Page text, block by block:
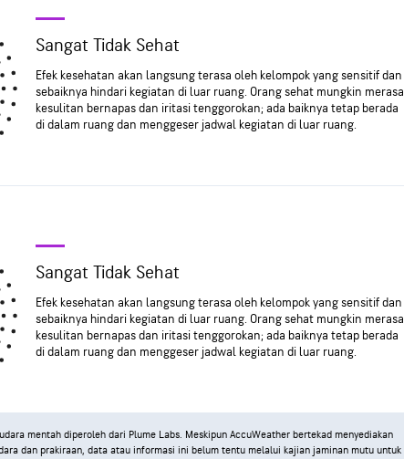
Sangat Tidak Sehat
Efek kesehatan akan langsung terasa oleh kelompok yang sensitif dan
sebaiknya hindari kegiatan di luar ruang. Orang sehat mungkin merasa
kesulitan bernapas dan iritasi tenggorokan; ada baiknya tetap berada
di dalam ruang dan menggeser jadwal kegiatan di luar ruang.
Sangat Tidak Sehat
Efek kesehatan akan langsung terasa oleh kelompok yang sensitif dan
sebaiknya hindari kegiatan di luar ruang. Orang sehat mungkin merasa
kesulitan bernapas dan iritasi tenggorokan; ada baiknya tetap berada
di dalam ruang dan menggeser jadwal kegiatan di luar ruang.
mentah diperoleh dari Plume Labs. Meskipun AccuWeather bertekad menyediakan
dan prakiraan, data atau informasi ini belum tentu melalui kajian jaminan mutu untuk